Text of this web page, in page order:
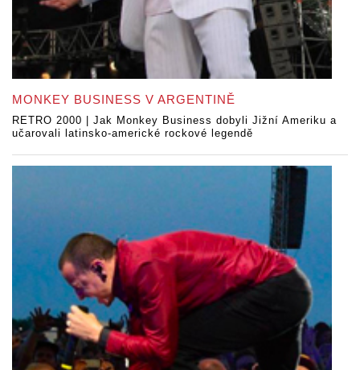
MONKEY BUSINESS V ARGENTINĚ
RETRO 2000 | Jak Monkey Business dobyli Jižní Ameriku a
učarovali latinsko-americké rockové legendě